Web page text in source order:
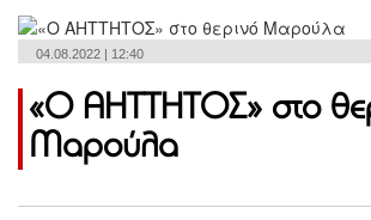
04.08.2022 | 12:40
«Ο ΑΗΤΤΗΤΟΣ» στο
Μαρούλα